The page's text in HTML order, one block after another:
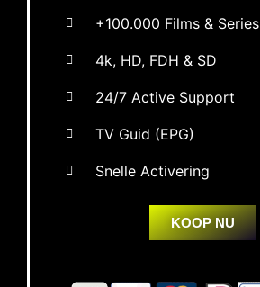
+100.000 Films & Series
4k, HD, FDH & SD
24/7 Active Support
TV Guid (EPG)
Snelle Activering
KOOP NU